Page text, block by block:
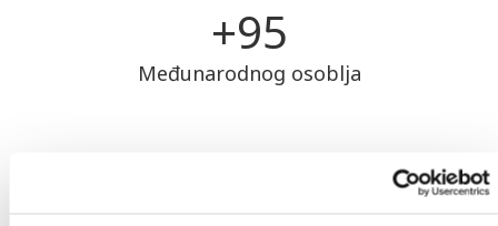
+97
Međunarodnog osoblja
Postupak naplate potraživanja